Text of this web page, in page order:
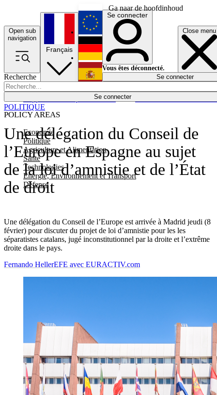
Ga naar de hoofdinhoud
Open sub
navigation
Close menu
Recherche
Se connecter
POLICY AREAS
Economie
Politique
Agriculture et Alimentation
Santé
Technologies
Energie, Environnement et Transport
Défense
Économie
Français
English
Deutsch
Español
Se connecter
Vous êtes déconnecté.
Se connecter
Une délégation du Conseil de
l’Europe en Espagne au sujet
de la loi d’amnistie et de l’État
de droit
Une délégation du Conseil de l’Europe est arrivée à Madrid jeudi (8
février) pour discuter du projet de loi d’amnistie pour les les
séparatistes catalans, jugé inconstitutionnel par la droite et l’extrême
droite dans le pays.
POLITIQUE
Fernando HellerEFE avec EURACTIV.com